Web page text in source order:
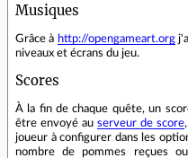
Musiques
Grâce à http://opengameart.org
niveaux et écrans du jeu.
Scores
À la fin de chaque quête, un
être envoyé auserveur de score
joueur à configurer dans les
nombre de pommes reçues